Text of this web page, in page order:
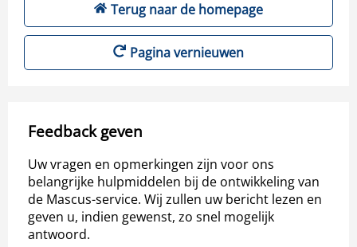
Terug naar de homepage
Pagina vernieuwen
Feedback geven
Uw vragen en opmerkingen zijn voor ons
belangrijke hulpmiddelen bij de ontwikkeling van
de Mascus-service. Wij zullen uw bericht lezen en
geven u, indien gewenst, zo snel mogelijk
antwoord.